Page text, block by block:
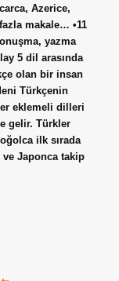
Azerice,
makale… •11
yazma
5 dil arasında
olan bir insan
Türkçenin
eklemeli dilleri
gelir. Türkler
ilk sırada
ve Japonca takip